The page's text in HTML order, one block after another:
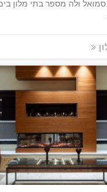
ולה מספר בתי מלון